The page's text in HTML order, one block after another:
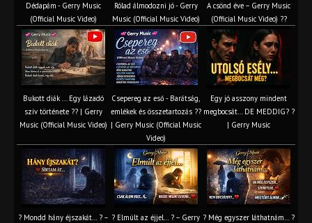
Dédapám - Gerry Music
(Official Music Video)
Rólad álmodozni jó - Gerry
Music (Official Music Video)
A csönd éve – Gerry Music
(Official Music Video) ??
Bukott diák ... Egy lázadó
szív története ?? | Gerry
Music (Official Music Video)
Csepereg az eső - Barátság,
emlékek és összetartozás ?️?
| Gerry Music (Official Music
Video)
Egy jó asszony mindent
megbocsát… DE MEDDIG? ?
| Gerry Music
? Mondd hány éjszakát… ? – ? Elmúlt az éjjel… ? – Gerry ? Még egyszer láthatnám… ?